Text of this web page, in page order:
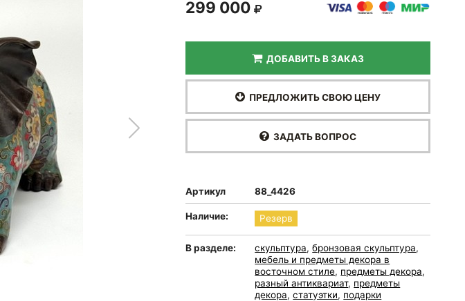
299 000
ДОБАВИТЬ В ЗАКАЗ
ПРЕДЛОЖИТЬ СВОЮ ЦЕНУ
ЗАДАТЬ ВОПРОС
Артикул 88_4426
Наличие: Резерв
В разделе: скульптура,бронзовая скульптура,
мебель и предметы декора в
восточном стиле, предметы декора,
разный антиквариат, предметы
декора,статуэтки, подарки